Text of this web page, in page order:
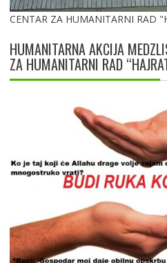
CENTAR ZA HUMANITARNI RAD
HUMANITARNA AKCIJA
ZA HUMANITARNI RAD